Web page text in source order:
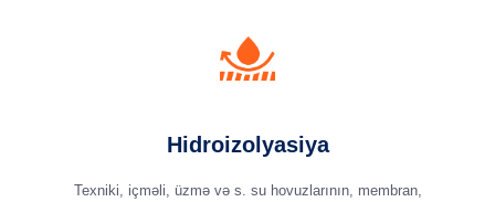
Hidroizolyasiya
Texniki, içməli, üzmə və s. su hovuzlarının, membran,